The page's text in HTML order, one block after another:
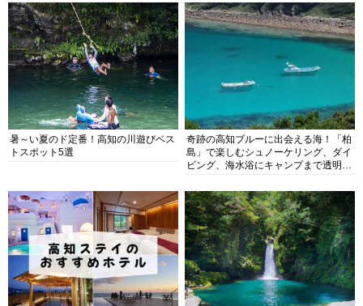
暑～い夏のド定番！高知の川遊びベス
トスポット5選
奇跡の高知ブルーに出会える海！「柏
島」で楽しむシュノーケリング、ダイ
ビング、海水浴にキャンプまで透明度